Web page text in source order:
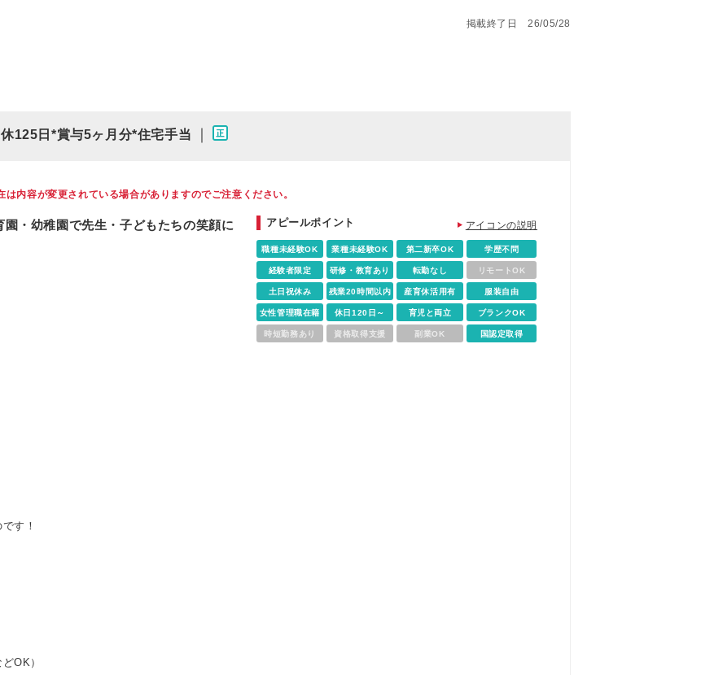
掲載終了日 26/05/28
125日*賞与5ヶ月分*住宅手当
内容が変更されている場合がありますのでご注意ください。
・幼稚園で先生・子どもたちの笑顔に
す！
OK）
アピールポイント アイコンの説明
職種未経験OK 業種未経験OK 第二新卒OK 学歴不問
経験者限定 研修・教育あり 転勤なし リモートOK
土日祝休み 残業20時間以内 産育休活用有 服装自由
女性管理職在籍 休日120日～ 育児と両立 ブランクOK
時短勤務あり 資格取得支援 副業OK 国認定取得